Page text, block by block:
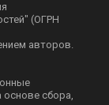
(ОГРН
авторов.
основе сбора,